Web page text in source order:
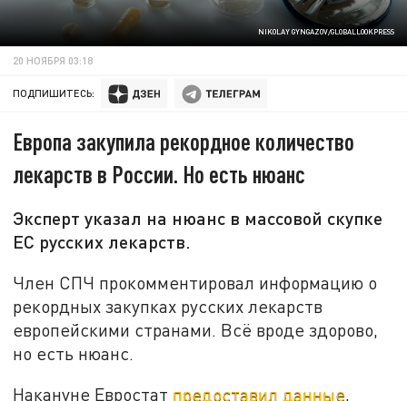
NIKOLAY GYNGAZOV/GLOBALLOOKPRESS
20 НОЯБРЯ 03:18
ПОДПИШИТЕСЬ:
Европа закупила рекордное количество
лекарств в России. Но есть нюанс
Эксперт указал на нюанс в массовой скупке
ЕС русских лекарств.
Член СПЧ прокомментировал информацию о
рекордных закупках русских лекарств
европейскими странами. Всё вроде здорово,
но есть нюанс.
Накануне Евростат предоставил данные,